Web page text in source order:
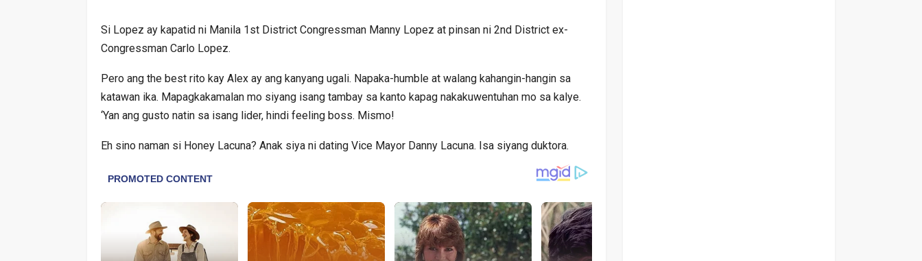
Si Lopez ay kapatid ni Manila 1st District Congressman Manny Lopez at pinsan ni 2nd District ex-
Congressman Carlo Lopez.
Pero ang the best rito kay Alex ay ang kanyang ugali. Napaka-humble at walang kahangin-hangin sa
katawan ika. Mapagkakamalan mo siyang isang tambay sa kanto kapag nakakuwentuhan mo sa kalye.
‘Yan ang gusto natin sa isang lider, hindi feeling boss. Mismo!
Eh sino naman si Honey Lacuna? Anak siya ni dating Vice Mayor Danny Lacuna. Isa siyang duktora.